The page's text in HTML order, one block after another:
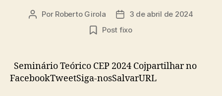
Autor
Por Roberto Girola
Data
de
3 de abril de 2024
Post fixo
Seminário Teórico CEP 2024 Cojpartilhar no
FacebookTweetSiga-nosSalvarURL